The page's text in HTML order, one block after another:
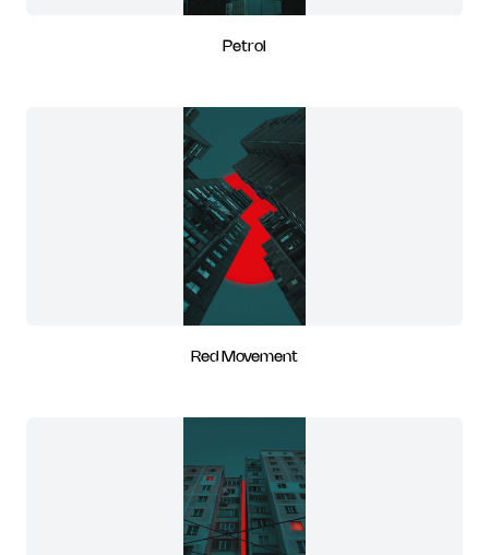
Petrol
Red Movement